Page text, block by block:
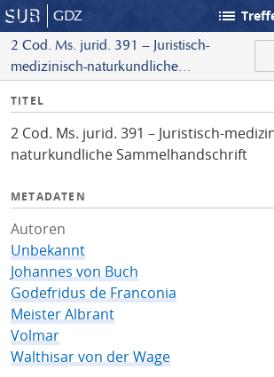
GDZ list
2 Cod. Ms. jurid. 391 – Juristisch-
medizinisch-naturkundliche
I
f
o
TITEL
2 Cod. Ms. jurid. 391 – Juristisch-
naturkundliche Sammelhandschrift
METADATEN
Autoren
Unbekannt
Johannes von Buch
Godefridus de Franconia
Meister Albrant
Volmar
Walthisar von der Wage